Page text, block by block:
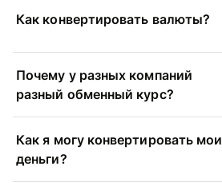
Как конвертировать валюты?
Почему у разных компаний
разный обменный курс?
Как я могу конвертировать мои
деньги?